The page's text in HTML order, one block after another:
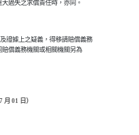
證據上之疑義，得移請賠償義務
賠償義務機關或相關機關另為
01 日）